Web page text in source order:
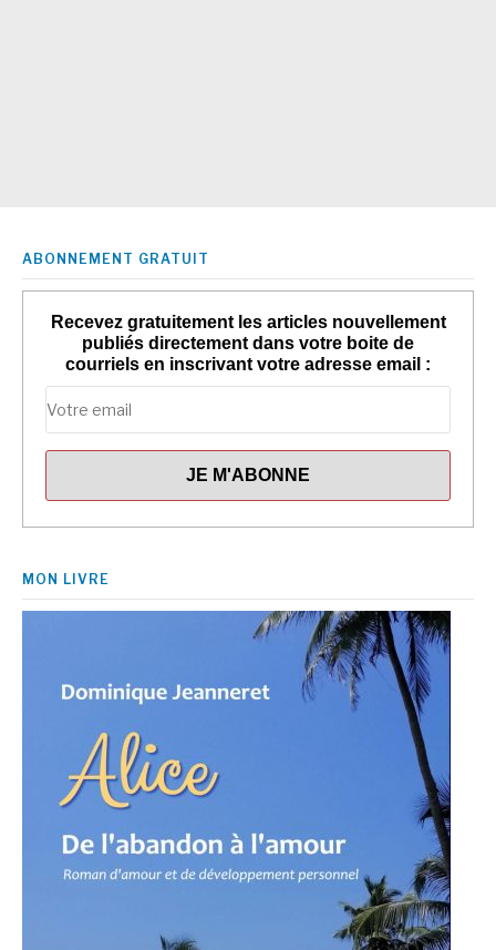
ABONNEMENT GRATUIT
Recevez gratuitement les articles nouvellement
publiés directement dans votre boite de
courriels en inscrivant votre adresse email :
MON LIVRE